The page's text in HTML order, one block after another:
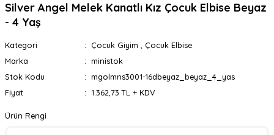
Silver Angel Melek Kanatlı Kız Çocuk Elbise Beyaz
- 4 Yaş
Kategori Çocuk Giyim
Çocuk Elbise
Marka
ministok
Stok Kodu
mgolmns3001-16dbeyaz_beyaz_4_yas
Fiyat
1.362,73 TL + KDV
Ürün Rengi